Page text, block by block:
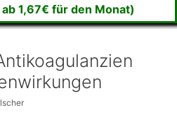
1,67€ für den Monat)